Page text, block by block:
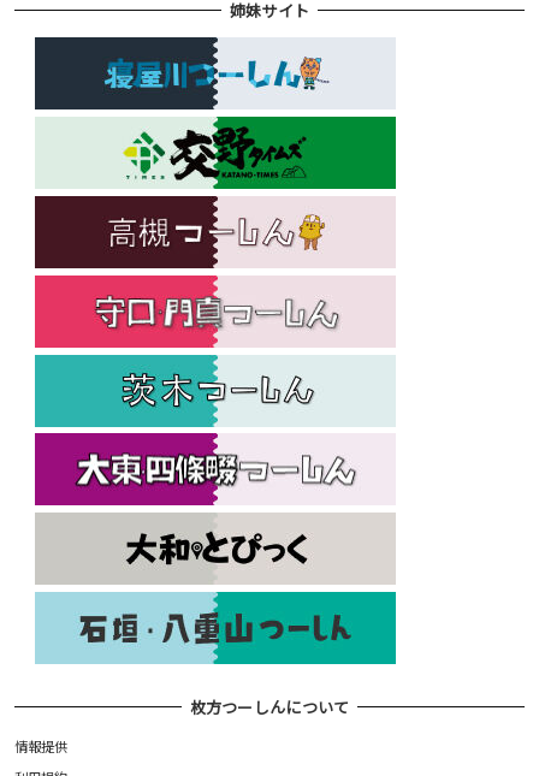
姉妹サイト
枚方つーしんについて
情報提供